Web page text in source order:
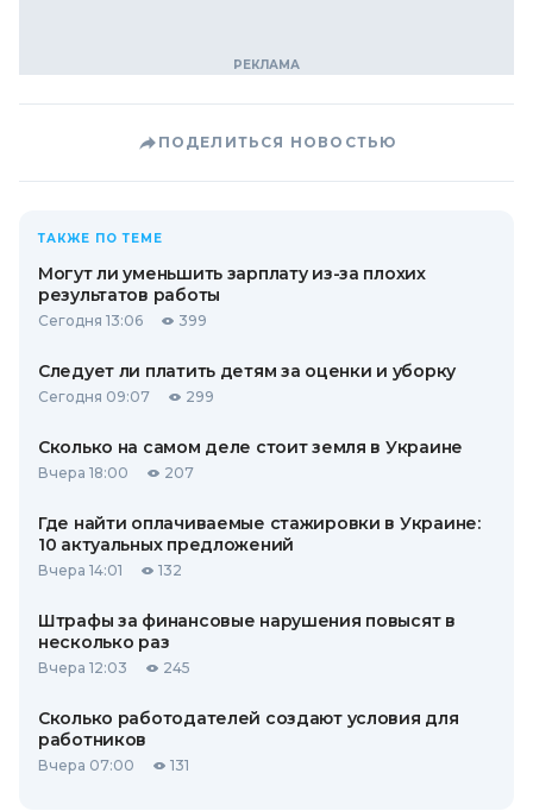
ПОДЕЛИТЬСЯ НОВОСТЬЮ
ТАКЖЕ ПО ТЕМЕ
Могут ли уменьшить зарплату из-за плохих
результатов работы
Сегодня 13:06 399
Следует ли платить детям за оценки и уборку
Сегодня 09:07 299
Сколько на самом деле стоит земля в Украине
Вчера 18:00 207
Где найти оплачиваемые стажировки в Украине:
10 актуальных предложений
Вчера 14:01 132
Штрафы за финансовые нарушения повысят в
несколько раз
Вчера 12:03 245
Сколько работодателей создают условия для
работников
Вчера 07:00 131